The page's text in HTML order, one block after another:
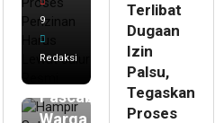
9
Redaksi
13
jam
Hampir
Setahun
Pascabanjir,
Warga
Terlibat
Dugaan
Izin
Palsu,
Tegaskan
Proses